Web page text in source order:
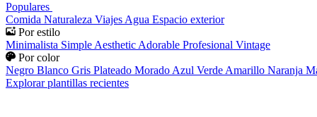
Populares
Comida Naturaleza Viajes Agua Espacio exterior
Por estilo
Minimalista Simple Aesthetic Adorable Profesional Vintage
Por color
Negro Blanco Gris Plateado Morado Azul Verde Amarillo Naranja
Explorar plantillas recientes